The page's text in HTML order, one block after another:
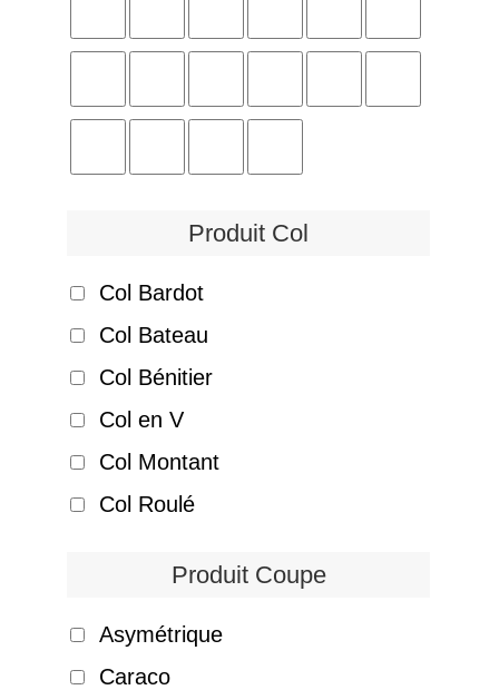
Produit Col
Col Bardot
Col Bateau
Col Bénitier
Col en V
Col Montant
Col Roulé
Produit Coupe
Asymétrique
Caraco